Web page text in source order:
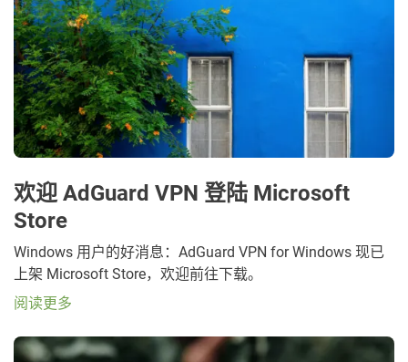
欢迎 AdGuard VPN 登陆 Microsoft
Store
Windows 用户的好消息：AdGuard VPN for Windows 现已
上架 Microsoft Store，欢迎前往下载。
阅读更多